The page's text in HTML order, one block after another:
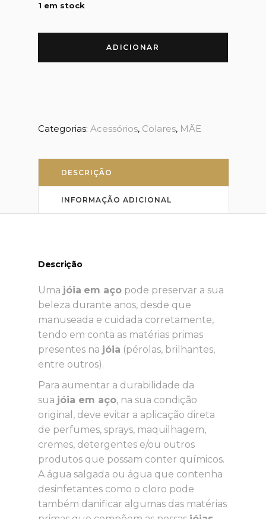
1 em stock
ADICIONAR
Categorias: Acessórios, Colares, MÃE
DESCRIÇÃO
INFORMAÇÃO ADICIONAL
Descrição
Uma jóia em aço pode preservar a sua
beleza durante anos, desde que
manuseada e cuidada corretamente,
tendo em conta as matérias primas
presentes na jóia (pérolas, brilhantes,
entre outros).
Para aumentar a durabilidade da
sua jóia em aço, na sua condição
original, deve evitar a aplicação direta
de perfumes, sprays, maquilhagem,
cremes, detergentes e/ou outros
produtos que possam conter químicos.
A água salgada ou água que contenha
desinfetantes como o cloro pode
também danificar algumas das matérias